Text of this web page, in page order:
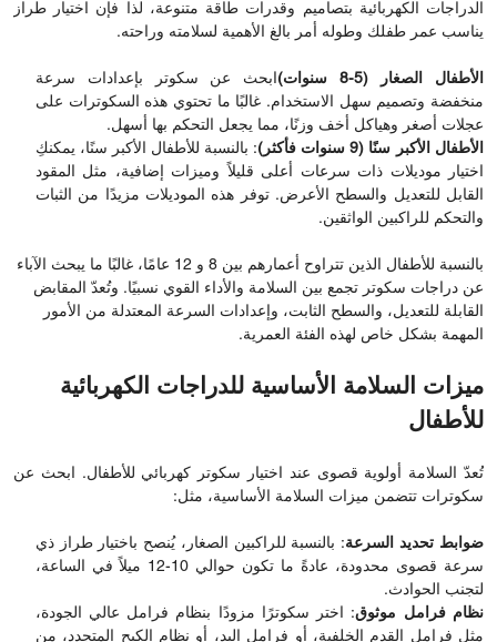
الدراجات الكهربائية بتصاميم وقدرات طاقة متنوعة، لذا فإن اختيار طراز
يناسب عمر طفلك وطوله أمر بالغ الأهمية لسلامته وراحته.
الأطفال الصغار (5-8 سنوات)
ابحث عن سكوتر بإعدادات سرعة
منخفضة وتصميم سهل الاستخدام. غالبًا ما تحتوي هذه السكوترات على
عجلات أصغر وهياكل أخف وزنًا، مما يجعل التحكم بها أسهل.
الأطفال الأكبر سنًا (9 سنوات فأكثر)
: بالنسبة للأطفال الأكبر سنًا، يمكنكِ
اختيار موديلات ذات سرعات أعلى قليلاً وميزات إضافية، مثل المقود
القابل للتعديل والسطح الأعرض. توفر هذه الموديلات مزيدًا من الثبات
والتحكم للراكبين الواثقين.
بالنسبة للأطفال الذين تتراوح أعمارهم بين 8 و 12 عامًا، غالبًا ما يبحث الآباء
عن دراجات سكوتر تجمع بين السلامة والأداء القوي نسبيًا. وتُعدّ المقابض
القابلة للتعديل، والسطح الثابت، وإعدادات السرعة المعتدلة من الأمور
المهمة بشكل خاص لهذه الفئة العمرية.
ميزات السلامة الأساسية للدراجات الكهربائية
للأطفال
تُعدّ السلامة أولوية قصوى عند اختيار سكوتر كهربائي للأطفال. ابحث عن
سكوترات تتضمن ميزات السلامة الأساسية، مثل:
ضوابط تحديد السرعة: بالنسبة للراكبين الصغار، يُنصح باختيار طراز ذي
سرعة قصوى محدودة، عادةً ما تكون حوالي 10-12 ميلاً في الساعة،
لتجنب الحوادث.
نظام فرامل موثوق: اختر سكوترًا مزودًا بنظام فرامل عالي الجودة،
مثل فرامل القدم الخلفية، أو فرامل اليد، أو نظام الكبح المتجدد، من